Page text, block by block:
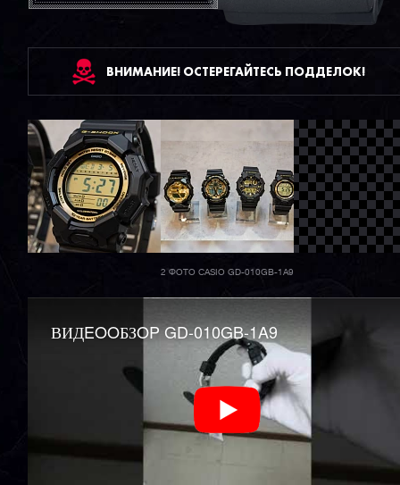
ВНИМАНИЕ! ОСТЕРЕГАЙТЕСЬ ПОДДЕЛОК!
2 ФОТО CASIO GD-010GB-1A9
ВИДEOOБЗOP GD-010GB-1A9